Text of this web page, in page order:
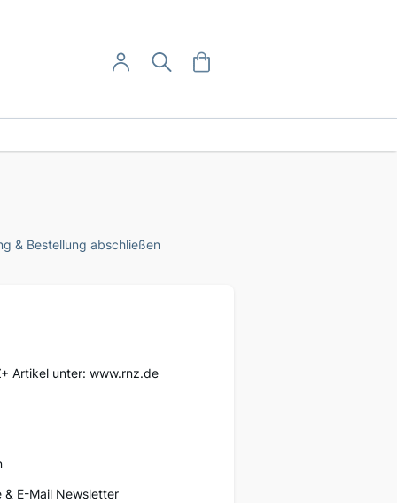
User-Menü
Anmelden
& Bestellung abschließen
Artikel unter: www.rnz.de
& E-Mail Newsletter